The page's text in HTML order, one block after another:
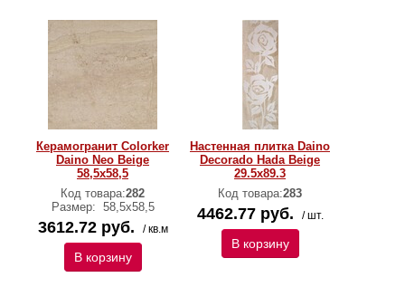
Керамогранит Colorker
Daino Neo Beige
58,5х58,5
Код товара:282
Размер: 58,5х58,5
3612.72 руб. / кв.м
В корзину
Настенная плитка Daino
Decorado Hada Beige
29.5x89.3
Код товара:283
4462.77 руб. / шт.
В корзину